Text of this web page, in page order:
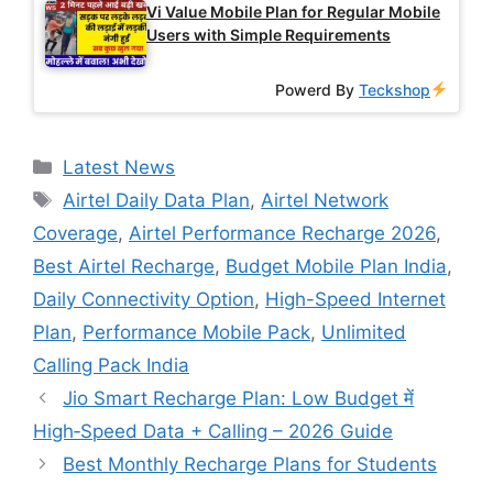
Vi Value Mobile Plan for Regular Mobile
Users with Simple Requirements
Powerd ByTeckshop
Categories
Latest News
Tags
Airtel Daily Data Plan, Airtel Network
Coverage, Airtel Performance Recharge 2026,
Best Airtel Recharge, Budget Mobile Plan India,
Daily Connectivity Option, High-Speed Internet
Plan, Performance Mobile Pack, Unlimited
Calling Pack India
Jio Smart Recharge Plan: Low Budget में
High‑Speed Data + Calling – 2026 Guide
Best Monthly Recharge Plans for Students